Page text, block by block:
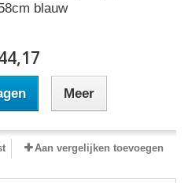
blauw
Meer
Aan vergelijken toevoegen